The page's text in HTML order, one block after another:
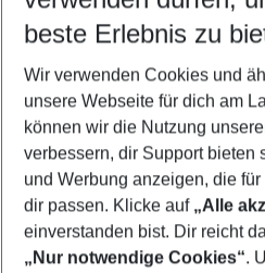
5-8
2 Erwachsene Keine Kinder
Mehr Filter
beste Erlebnis zu
Wir verwenden Cookies und
unsere Webseite für dich am
können wir die Nutzung
verbessern, dir Support bieten
und Werbung anzeigen, die
dir passen. Klicke auf „Alle
einverstanden bist. Dir reicht
„Nur notwendige Cookies“.